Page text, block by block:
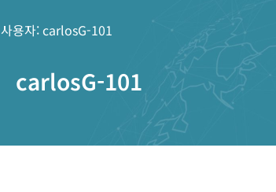
사용자: carlosG-101
carlosG-101